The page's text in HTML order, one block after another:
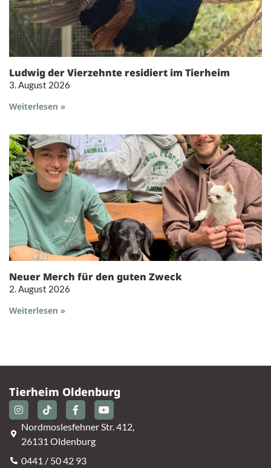
Ludwig der Vierzehnte residiert im Tierheim
3. August 2026
Weiterlesen »
Neuer Merch für den guten Zweck
2. August 2026
Weiterlesen »
Tierheim Oldenburg
Nordmoslesfehner Str. 412,
26131 Oldenburg
0441 / 50 42 93